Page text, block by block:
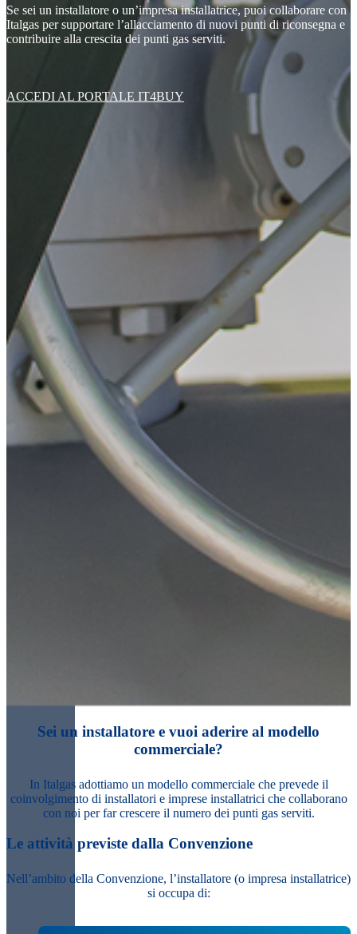
Se sei un installatore o un’impresa installatrice, puoi collaborare con
Italgas per supportare l’allacciamento di nuovi punti di riconsegna e
contribuire alla crescita dei punti gas serviti.
ACCEDI AL PORTALE IT4BUY
Sei un installatore e vuoi aderire al modello
commerciale?
In Italgas adottiamo un modello commerciale che prevede il
coinvolgimento di installatori e imprese installatrici che collaborano
con noi per far crescere il numero dei punti gas serviti.
Le attività previste dalla Convenzione
Nell’ambito della Convenzione, l’installatore (o impresa installatrice)
si occupa di: